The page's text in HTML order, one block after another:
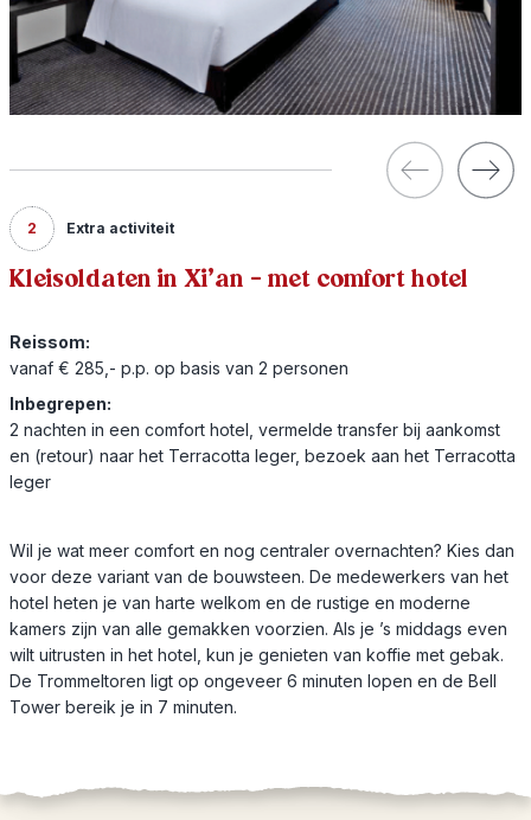
2 Extra activiteit
Kleisoldaten in Xi’an - met comfort hotel
Reissom:
vanaf € 285,- p.p. op basis van 2 personen
Inbegrepen:
2 nachten in een comfort hotel, vermelde transfer bij aankomst
en (retour) naar het Terracotta leger, bezoek aan het Terracotta
leger
Wil je wat meer comfort en nog centraler overnachten? Kies dan
voor deze variant van de bouwsteen. De medewerkers van het
hotel heten je van harte welkom en de rustige en moderne
kamers zijn van alle gemakken voorzien. Als je ’s middags even
wilt uitrusten in het hotel, kun je genieten van koffie met gebak.
De Trommeltoren ligt op ongeveer 6 minuten lopen en de Bell
Tower bereik je in 7 minuten.